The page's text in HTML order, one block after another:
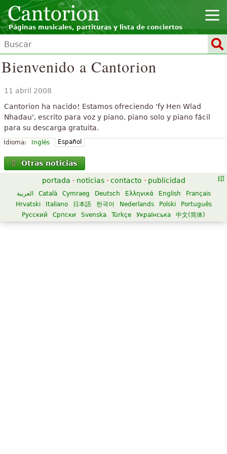
Páginas musicales, partituras y lista de conciertos
Bienvenido a Cantorion
11 abril 2008
Cantorion ha nacido! Estamos ofreciendo 'fy Hen Wlad
Nhadau', escrito para voz y piano, piano solo y piano fácil
para su descarga gratuita.
Idioma: Inglés Español
Otras noticias
portada · noticias · contacto · publicidad
العربية Català Cymraeg Deutsch Ελληνικά English
Français
Hrvatski
Italiano 日本語 한국어 Nederlands Polski
Português
Русский
Српски Svenska Türkçe Українська 中文(简体)